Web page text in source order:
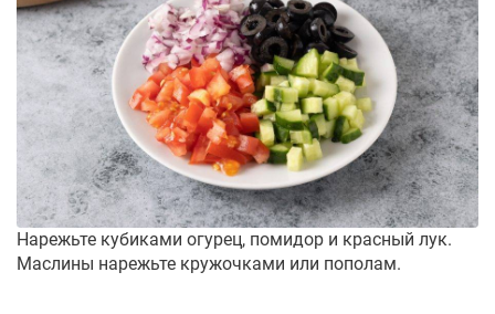
Нарежьте кубиками огурец, помидор и красный лук.
Маслины нарежьте кружочками или пополам.